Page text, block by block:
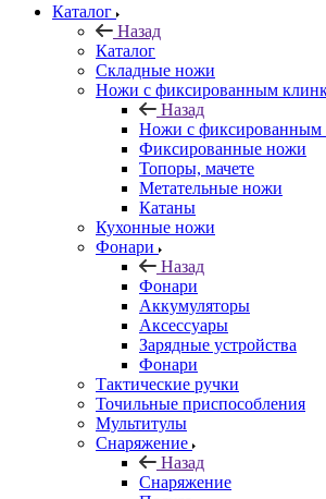
Каталог
Назад
Каталог
Складные ножи
Ножи с фиксированным
Назад
Ножи с фиксированным
Фиксированные ножи
Топоры, мачете
Метательные ножи
Катаны
Кухонные ножи
Фонари
Назад
Фонари
Аккумуляторы
Аксессуары
Зарядные устройства
Фонари
Тактические ручки
Точильные приспособления
Мультитулы
Снаряжение
Назад
Снаряжение